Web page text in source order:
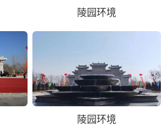
陵园环境
陵园环境